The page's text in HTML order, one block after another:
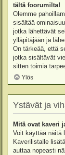
tältä foorumilta!
Olemme
sisältää
jotka lähettävät
ylläpitäjään ja
On tärkeää, että
jotka sisältävät
sitten toimia
Ylös
Ystävät ja
Mitä ovat kaveri
Voit käyttää näitä
Kaverilistalle
auttaa nopeasti